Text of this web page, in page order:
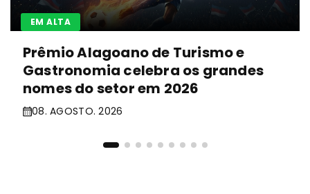
EM ALTA
Prêmio Alagoano de Turismo e
Gastronomia celebra os grandes
nomes do setor em 2026
08. AGOSTO. 2026